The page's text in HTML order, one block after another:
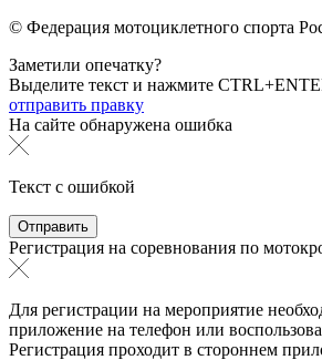
© Федерация мотоциклетного спорта
Заметили опечатку?
Выделите текст и нажмите
отправить правку
На сайте обнаружена ошибка
Текст с ошибкой
Регистрация на соревнования по
Для регистрации на мероприятие
приложение на телефон или
Регистрация проходит в стороннем